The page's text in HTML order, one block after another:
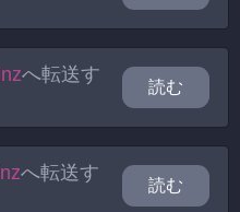
へ転送す
読む
へ転送す
読む